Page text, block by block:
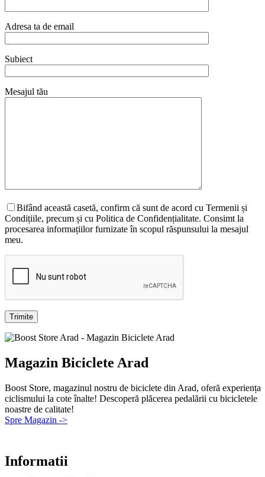
Adresa ta de email
Subiect
Mesajul tău
Bifând această casetă, confirm că sunt de acord cu Termenii și
Condițiile, precum și cu Politica de Confidențialitate. Consimt la
procesarea informațiilor furnizate în scopul răspunsului la mesajul
meu.
Magazin Biciclete Arad
Boost Store, magazinul nostru de biciclete din Arad, oferă experiența
ciclismului la cote înalte! Descoperă plăcerea pedalării cu bicicletele
noastre de calitate!
Spre Magazin ->
Informatii